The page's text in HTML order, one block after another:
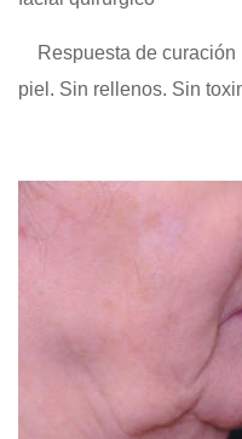
Respuesta de curación
piel. Sin rellenos. Sin